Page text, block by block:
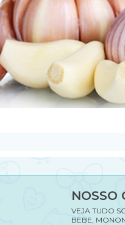
NOSSO
VEJA TUDO
BEBE,